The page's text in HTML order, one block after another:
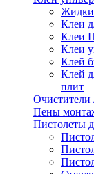
Клеи
Клеи
Клеи
Клей
Клей
плит
Очистители
Пены
Пистолеты